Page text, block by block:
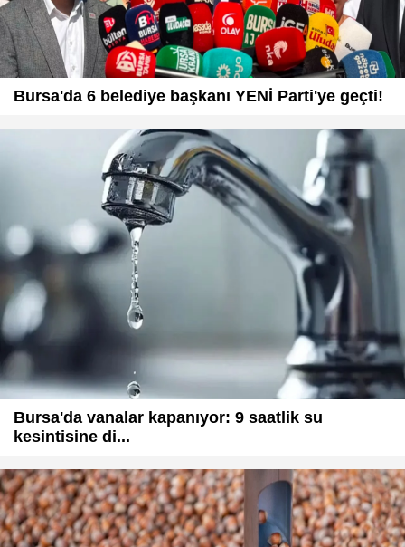
Bursa'da 6 belediye başkanı YENİ Parti'ye geçti!
Bursa'da vanalar kapanıyor: 9 saatlik su
kesintisine di...